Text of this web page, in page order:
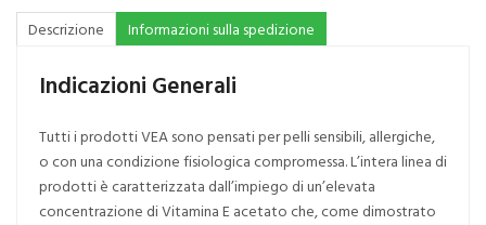
Descrizione Informazioni sulla spedizione
Indicazioni Generali
Tutti i prodotti VEA sono pensati per pelli sensibili, allergiche,
o con una condizione fisiologica compromessa. L’intera linea di
prodotti è caratterizzata dall’impiego di un’elevata
concentrazione di Vitamina E acetato che, come dimostrato